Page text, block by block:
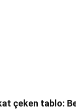
çeken tablo: